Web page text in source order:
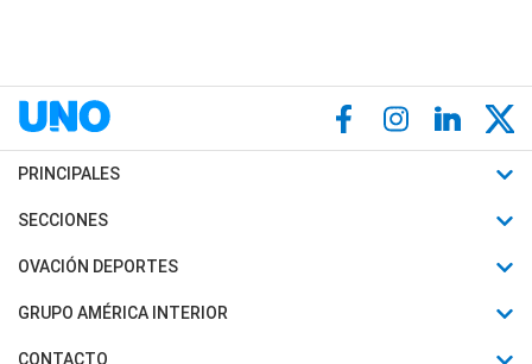
PRINCIPALES
Últimas Noticias
Política
SECCIONES
Horóscopo
Motores
OVACIÓN DEPORTES
Fútbol
Mundial
GRUPO AMÉRICA INTERIOR
Canal 7 en Vivo
CONTACTO